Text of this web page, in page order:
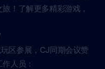
！了解更多精彩游戏，
区参展，CJ同期会议赞
人员：